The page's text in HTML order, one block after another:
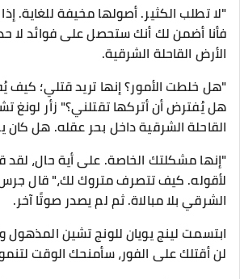
"لا تطلب الكثير. أصولها مخيفة للغاية.
فأنا أضمن لك أنك ستحصل على فوائد لا
الأرض القاحلة الشرقية.
"هل خلطت الأمور؟ إنها تريد قتلي؛ كيف
هل يُفترض أن أتركها تقتلني؟" زأر
القاحلة الشرقية داخل بحر عقله. هل كان
"إنها مشكلتك الخاصة. على أية حال،
لأقوله. كيف تتصرف متروك لك،" قال جرس
الشرقي بلا مبالاة. ثم لم يصدر صوتًا آخر.
ابتسمت لينج يويان للونج تشين المذهول
لن أقتلك على الفور، سأمنحك الوقت